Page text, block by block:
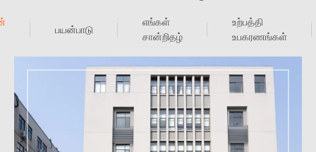
பயன்பாடு
எங்கள்
சான்றிதழ்
உற்பத்தி
உபகரணங்கள்